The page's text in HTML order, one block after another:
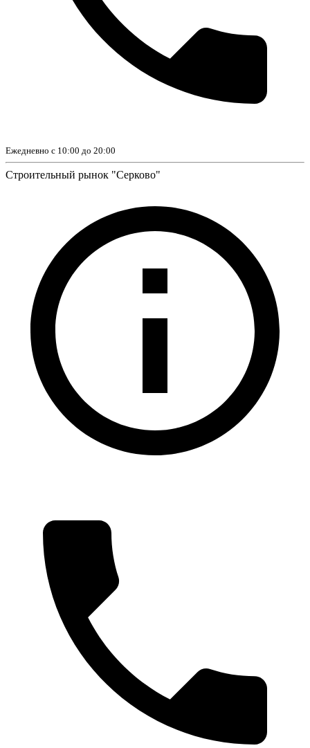
Ежедневно с 10:00 до 20:00
Строительный рынок "Серково"